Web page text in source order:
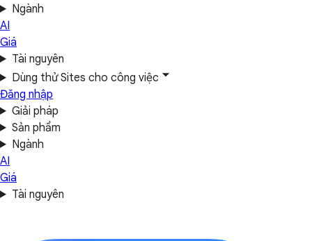
Ngành
AI
Giá
Tài nguyên
Dùng thử Sites cho công việc
Đăng nhập
Giải pháp
Sản phẩm
Ngành
AI
Giá
Tài nguyên